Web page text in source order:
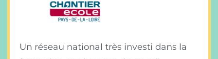
Un réseau national très investi dans la